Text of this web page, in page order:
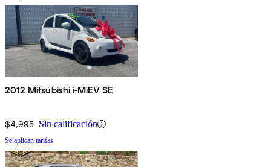
2012 Mitsubishi i-MiEV SE
$4,995 Sin calificación
Se aplican tarifas